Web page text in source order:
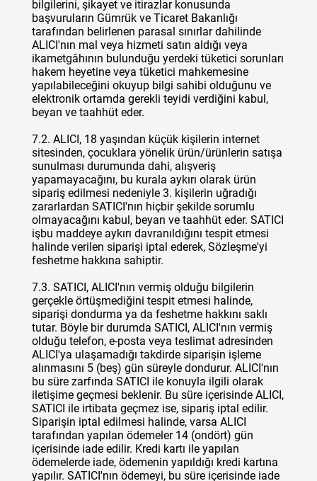
bilgilerini, şikayet ve itirazlar konusunda
başvuruların Gümrük ve Ticaret Bakanlığı
tarafından belirlenen parasal sınırlar dahilinde
ALICI'nın mal veya hizmeti satın aldığı veya
ikametgâhının bulunduğu yerdeki tüketici sorunları
hakem heyetine veya tüketici mahkemesine
yapılabileceğini okuyup bilgi sahibi olduğunu ve
elektronik ortamda gerekli teyidi verdiğini kabul,
beyan ve taahhüt eder.
7.2. ALICI, 18 yaşından küçük kişilerin internet
sitesinden, çocuklara yönelik ürün/ürünlerin satışa
sunulması durumunda dahi, alışveriş
yapamayacağını, bu kurala aykırı olarak ürün
sipariş edilmesi nedeniyle 3. kişilerin uğradığı
zararlardan SATICI'nın hiçbir şekilde sorumlu
olmayacağını kabul, beyan ve taahhüt eder. SATICI
işbu maddeye aykırı davranıldığını tespit etmesi
halinde verilen siparişi iptal ederek, Sözleşme'yi
feshetme hakkına sahiptir.
7.3. SATICI, ALICI'nın vermiş olduğu bilgilerin
gerçekle örtüşmediğini tespit etmesi halinde,
siparişi dondurma ya da feshetme hakkını saklı
tutar. Böyle bir durumda SATICI, ALICI'nın vermiş
olduğu telefon, e-posta veya teslimat adresinden
ALICI'ya ulaşamadığı takdirde siparişin işleme
alınmasını 5 (beş) gün süreyle dondurur. ALICI'nın
bu süre zarfında SATICI ile konuyla ilgili olarak
iletişime geçmesi beklenir. Bu süre içerisinde ALICI,
SATICI ile irtibata geçmez ise, sipariş iptal edilir.
Siparişin iptal edilmesi halinde, varsa ALICI
tarafından yapılan ödemeler 14 (ondört) gün
içerisinde iade edilir. Kredi kartı ile yapılan
ödemelerde iade, ödemenin yapıldığı kredi kartına
yapılır. SATICI'nın ödemeyi, bu süre içerisinde iade